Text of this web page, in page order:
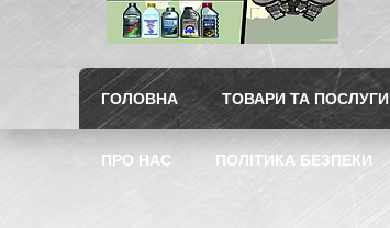
ГОЛОВНА ТОВАРИ ТА ПОСЛУГИ
ПРО НАС ПОЛІТИКА БЕЗПЕКИ